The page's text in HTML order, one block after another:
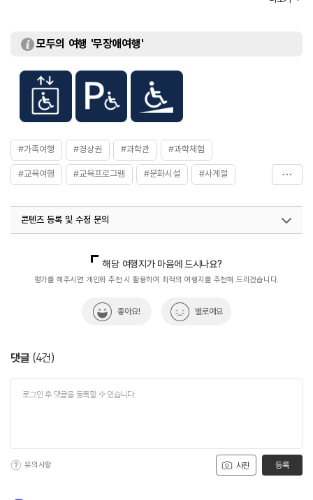
모두의 여행 '무장애여행'
#가족여행 #경상권 #과학관 #과학체험
#교육여행 #교육프로그램 #문화시설 #사계절
#역사유적지 #역사이야기
콘텐츠 등록 및 수정 문의
열린관광콘텐츠팀(열린관광-모두의여행)
033-738-3425
해당 여행지가 마음에 드시나요?
평가를 해주시면 개인화 추천 시 활용하여 최적의 여행지를 추천해 드리겠습니다.
좋아요! 별로예요
댓글 (4건)
사진
유의사항 등록